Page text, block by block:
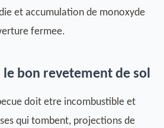
et accumulation de monoxyde
fermee.
le bon revetement de sol
doit etre incombustible et
qui tombent, projections de